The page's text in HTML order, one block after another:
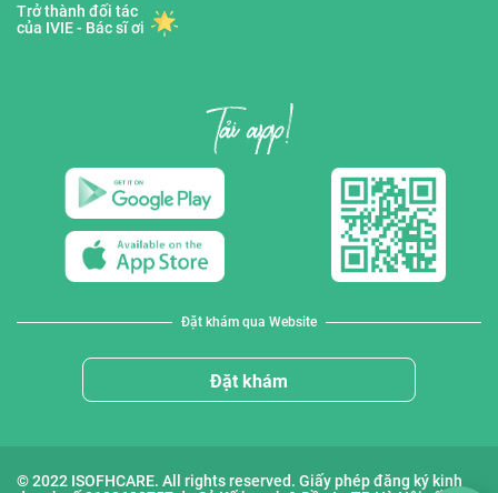
Trở thành đối tác
của IVIE - Bác sĩ ơi
Đặt khám qua Website
Đặt khám
© 2022 ISOFHCARE. All rights reserved. Giấy phép đăng ký kinh